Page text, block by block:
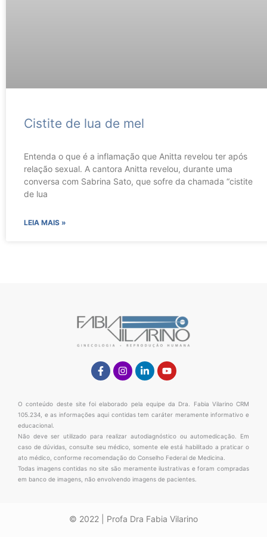
Cistite de lua de mel
Entenda o que é a inflamação que Anitta revelou ter após
relação sexual. A cantora Anitta revelou, durante uma
conversa com Sabrina Sato, que sofre da chamada “cistite
de lua
LEIA MAIS »
Facebook-
f
Instagram
Linkedin-
in
Youtube
O conteúdo deste site foi elaborado pela equipe da Dra. Fabia Vilarino CRM
105.234, e as informações aqui contidas tem caráter meramente informativo e
educacional.
Não deve ser utilizado para realizar autodiagnóstico ou automedicação. Em
caso de dúvidas, consulte seu médico, somente ele está habilitado a praticar o
ato médico, conforme recomendação do Conselho Federal de Medicina.
Todas imagens contidas no site são meramente ilustrativas e foram compradas
em banco de imagens, não envolvendo imagens de pacientes.
© 2022 | Profa Dra Fabia Vilarino